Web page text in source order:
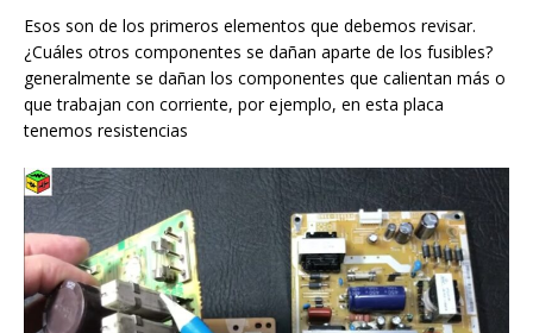
Esos son de los primeros elementos que debemos revisar.
¿Cuáles otros componentes se dañan aparte de los fusibles?
generalmente se dañan los componentes que calientan más o
que trabajan con corriente, por ejemplo, en esta placa
tenemos resistencias